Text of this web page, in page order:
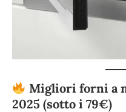
Migliori forni a
2025 (sotto i 79€)